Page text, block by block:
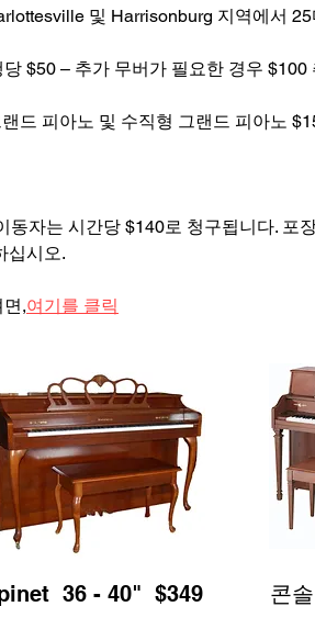
및 Harrisonburg 지역에서
$50 – 추가 무버가 필요한 경우 $100
드 피아노 및 수직형 그랜드 피아노
동자는 시간당 $140로 청구됩니다. 포
십시오.
,여기를 클릭
36 - 40" $349 콘